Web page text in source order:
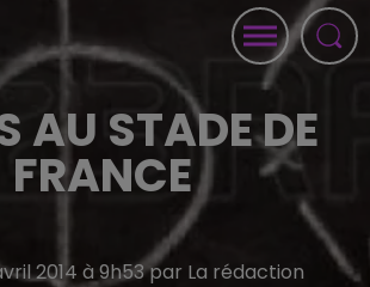
AU STADE DE
FRANCE
2014 à 9h53 par La rédaction